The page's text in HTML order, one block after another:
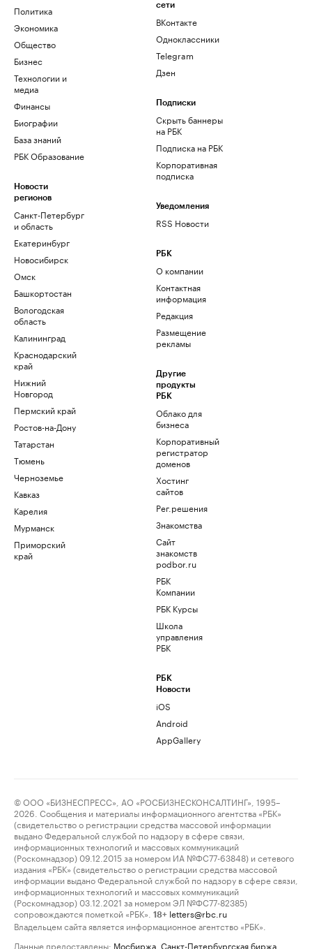
Политика
Экономика
Общество
Бизнес
Технологии и
медиа
Финансы
Биографии
База знаний
РБК Образование
Новости
регионов
Санкт-Петербург
и область
Екатеринбург
Новосибирск
Омск
Башкортостан
Вологодская
область
Калининград
Краснодарский
край
Нижний
Новгород
Пермский край
Ростов-на-Дону
Татарстан
Тюмень
Черноземье
Кавказ
Карелия
Мурманск
Приморский
край
сети
ВКонтакте
Одноклассники
Telegram
Дзен
Подписки
Скрыть баннеры
на РБК
Подписка на РБК
Корпоративная
подписка
Уведомления
RSS Новости
РБК
О компании
Контактная
информация
Редакция
Размещение
рекламы
Другие
продукты
РБК
Облако для
бизнеса
Корпоративный
регистратор
доменов
Хостинг
сайтов
Рег.решения
Знакомства
Сайт
знакомств
podbor.ru
РБК
Компании
РБК Курсы
Школа
управления
РБК
РБК
Новости
iOS
Android
AppGallery
© ООО «БИЗНЕСПРЕСС», АО «РОСБИЗНЕСКОНСАЛТИНГ», 1995–
2026. Сообщения и материалы информационного агентства «РБК»
(свидетельство о регистрации средства массовой информации
выдано Федеральной службой по надзору в сфере связи,
информационных технологий и массовых коммуникаций
(Роскомнадзор) 09.12.2015 за номером ИА №ФС77-63848) и сетевого
издания «РБК» (свидетельство о регистрации средства массовой
информации выдано Федеральной службой по надзору в сфере связи,
информационных технологий и массовых коммуникаций
(Роскомнадзор) 03.12.2021 за номером ЭЛ №ФС77-82385)
сопровождаются пометкой «РБК».
18+ letters@rbc.ru
Владельцем сайта является информационное агентство «РБК».
Данные предоставлены: Мосбиржа Санкт-Петербургская биржа